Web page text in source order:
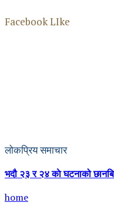
Facebook LIke
लोकप्रिय समाचार
भदौ २३ र २४ काे घटनाको
home